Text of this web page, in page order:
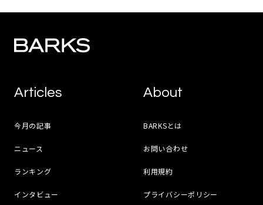
Articles
今月の記事
ニュース
ランキング
インタビュー
About
BARKSとは
お問い合わせ
利用規約
プライバシーポリシー